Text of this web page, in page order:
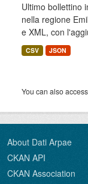
Ultimo bollettino
nella regione
e XML, con
CSV JSON
You can also
About Dati Arpae
CKAN API
CKAN Association